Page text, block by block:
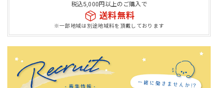
税込5,000円以上のご購入で
送料無料
※一部地域は別途地域料を頂戴しております